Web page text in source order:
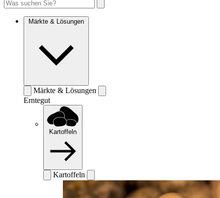
Märkte & Lösungen
Märkte & Lösungen
Erntegut
Kartoffeln
Kartoffeln